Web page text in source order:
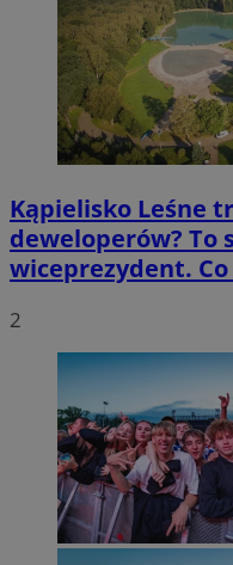
Kąpielisko Leśne
deweloperów? To
wiceprezydent. Co
2